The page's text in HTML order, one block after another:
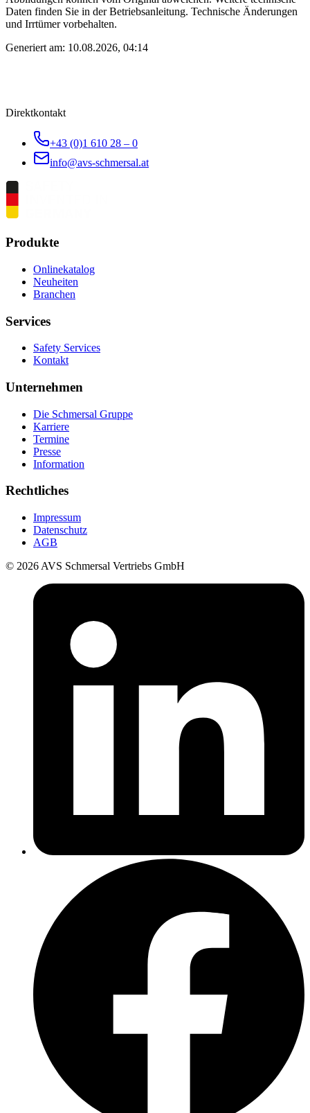
Daten finden Sie in der Betriebsanleitung. Technische Änderungen
und Irrtümer vorbehalten.
Generiert am: 10.08.2026, 04:14
Direktkontakt
+43 (0)1 610 28 – 0
info@avs-schmersal.at
Produkte
Onlinekatalog
Neuheiten
Branchen
Services
Safety Services
Kontakt
Unternehmen
Die Schmersal Gruppe
Karriere
Termine
Presse
Information
Rechtliches
Impressum
Datenschutz
AGB
© 2026 AVS Schmersal Vertriebs GmbH